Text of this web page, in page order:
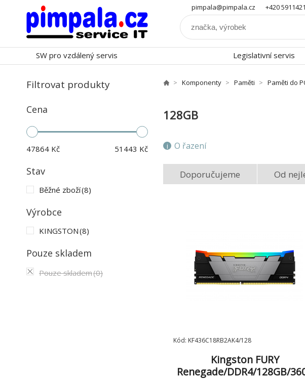
pimpala@pimpala.cz +420
SW pro vzdálený servis Legislativní servis
Filtrovat produkty
Cena
47864 Kč 51443 Kč
Stav
Běžné zboží(8)
Výrobce
KINGSTON(8)
Pouze skladem
Pouze skladem(0)
Komponenty Paměti Paměti do
128GB
O řazení
Doporučujeme Od
Kód: KF436C18RB2AK4/128
Kingston FURY
Renegade/DDR4/128GB/